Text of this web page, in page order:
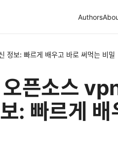
Authors
보: 빠르게 배우고 바로 써먹는 비밀
픈소스
: 빠르게 배